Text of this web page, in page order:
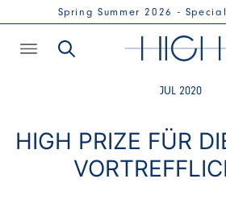
Spring Summer 2026 -
JUL 2020
HIGH PRIZE FÜR